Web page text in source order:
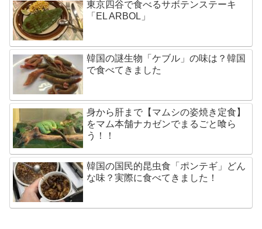
東京四谷で食べるサボテンステーキ
「EL ARBOL」
韓国の謎生物「ケブル」の味は？韓国
で食べてきました
身から肝まで【マムシの姿焼き定食】
をマム本舗ナカゼンでまるごと喰ら
う！！
韓国の国民的昆虫食「ポンテギ」どん
な味？実際に食べてきました！